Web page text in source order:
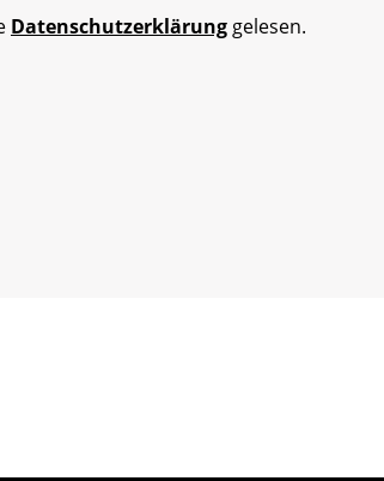
Datenschutzerklärung gelesen.